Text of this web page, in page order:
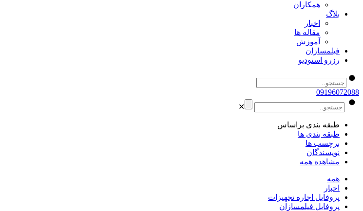
همکاران
بلاگ
اخبار
مقاله ها
آموزش
فیلمسازان
رزرو استودیو
09196072088
✕
طبقه بندی براساس
طبقه بندی ها
برچسب ها
نویسندگان
مشاهده همه
همه
اخبار
پروفایل اجاره تجهیزات
پروفایل فیلمسازان